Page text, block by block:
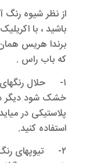
از نظر شیوه رنگ
باشید ، با
برندا هریس
که باب راس .
۱- حلال رنگهای
خشک شود دیگر
پلاستیکی در
استفاده کنید.
۲- تیوپهای